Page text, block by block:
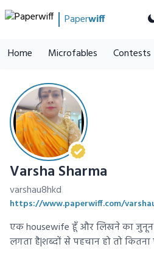
Paperwiff
Home Microfables Contests
Varsha Sharma
varshau8hkd
https://www.paperwiff.com/
एक housewife हूँ और लिखने का जुनून
लगता है|शब्दों से पहचान हो तो कितना